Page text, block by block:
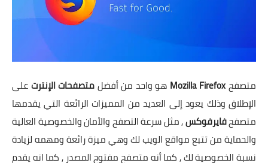
متصفحMozilla Firefox هو واحد من أفضلمتصفحات الإنترتعلى
الإطلاق وذلك يعود إلى العديد من المميزات الرائعة التي يقدمها
متصفحفايرفوكس, مثل سرعة التصفح والأمان والخصوصية العالية
والحماية من تتبع مواقع الويب لك وهي ميزة رائعة ومهمه لزيادة
نسبة الخصوصية لك , كما أنه متصفح مفتوح المصدر , كما انه يقدم